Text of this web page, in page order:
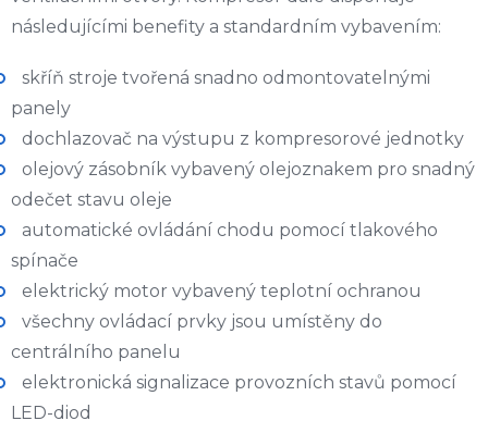
následujícími benefity a standardním vybavením:
skříň stroje tvořená snadno odmontovatelnými
panely
dochlazovač na výstupu z kompresorové jednotky
olejový zásobník vybavený olejoznakem pro snadný
odečet stavu oleje
automatické ovládání chodu pomocí tlakového
spínače
elektrický motor vybavený teplotní ochranou
všechny ovládací prvky jsou umístěny do
centrálního panelu
elektronická signalizace provozních stavů pomocí
LED-diod